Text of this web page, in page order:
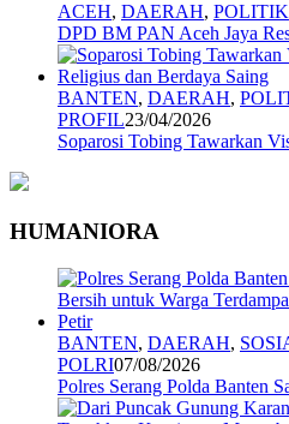
ACEH, DAERAH, POLITIK
DPD BM PAN Aceh Jaya
BANTEN, DAERAH,
PROFIL23/04/2026
Soparosi Tobing Tawarkan
HUMANIORA
BANTEN, DAERAH,
POLRI07/08/2026
Polres Serang Polda Banten